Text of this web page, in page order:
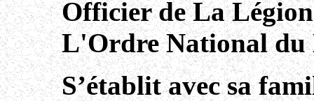
Officier de La
L'Ordre National du
S’établit avec sa